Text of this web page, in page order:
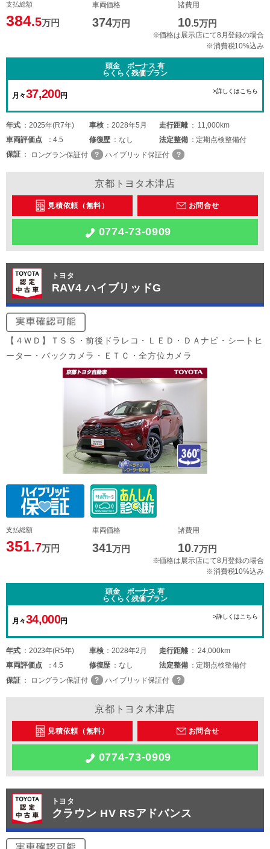
支払総額
384.5万円
車両価格
374万円
諸費用
10.5万円
※価格は展示店にて8月登録の場合
※消費税10%込み
頭金 ボーナス 有
らくらく残価プラン
月々37,200円
>詳しくはこちら
年式 2025年(R7年) 車検 2028年5月 走行距離
11,000km
車両評価点 4.5 修復歴 なし 法定整備
定期点検整備付
保証
ロングラン保証付 ハイブリッド保証付
京都トヨタ木津店
見積依頼（無料） お問合せ
0774-73-0909
トヨタ
RAV4 ハイブリッドG
【４ＷＤ】ＴＳＳ・前後ドラレコ・ＬＥＤ・ＤＡナビ・シートヒ
ーター・バックカメラ・ＥＴＣ・全方位カメラ
支払総額
351.7万円
車両価格
341万円
諸費用
10.7万円
※価格は展示店にて8月登録の場合
※消費税10%込み
頭金 ボーナス 有
らくらく残価プラン
月々34,000円
>詳しくはこちら
年式 2023年(R5年) 車検 2028年2月 走行距離
24,000km
車両評価点 4.5 修復歴 なし 法定整備
定期点検整備付
保証
ロングラン保証付 ハイブリッド保証付
京都トヨタ木津店
見積依頼（無料） お問合せ
0774-73-0909
トヨタ
クラウン HV RSアドバンス